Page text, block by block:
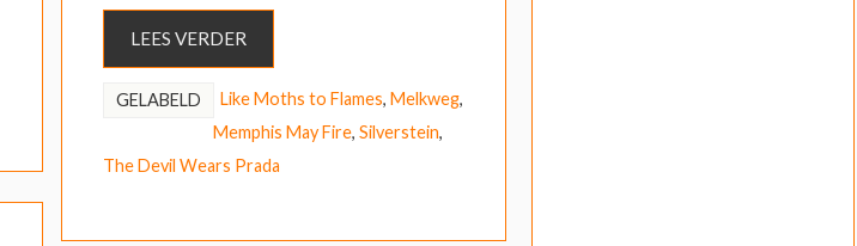
LEES VERDER
GELABELD Like Moths to Flames, Melkweg,
Memphis May Fire, Silverstein,
The Devil Wears Prada